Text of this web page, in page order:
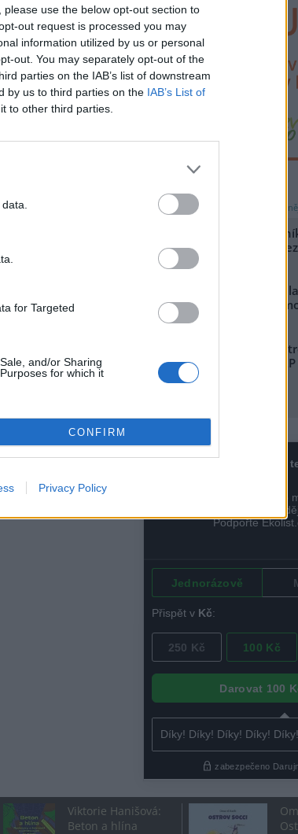
use the below opt-out section to
out request is processed you may
information utilized by us or personal
out. You may separately opt-out of the
parties on the IAB’s list of downstream
by us to third parties on the IAB’s List of
to other third parties.
for Targeted
and/or Sharing
for which it
CONFIRM
Privacy Policy
výrazně zvyšuje
Příkladem může
zvýšení
INCIEN společně s
systému na
postupy a
ekonomiku. O
nakládání s
2. předcházení jeho
příspěvek, se ale
právo smazat diskusní
zprávy
Ostrava bojuje s
velkolepým v obvodu
7.8.2026 01:09
Škoda Auto zahájila v
výrobu nového
7.8.2026 00:36
Ostravská radní podala
oznámení za postup
haldy Heřmanice
Viktorie Hanišová:
Beton a hlína